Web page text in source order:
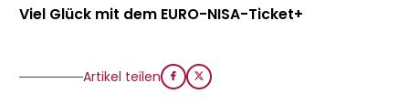
Viel Glück mit dem EURO-NISA-Ticket+
Artikel teilen